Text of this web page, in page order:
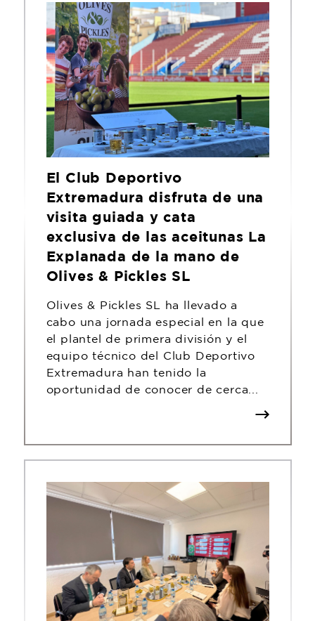
El Club Deportivo
Extremadura disfruta de una
visita guiada y cata
exclusiva de las aceitunas La
Explanada de la mano de
Olives & Pickles SL
Olives & Pickles SL ha llevado a
cabo una jornada especial en la que
el plantel de primera división y el
equipo técnico del Club Deportivo
Extremadura han tenido la
oportunidad de conocer de cerca...